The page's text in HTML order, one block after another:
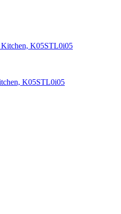
K05STL0i05